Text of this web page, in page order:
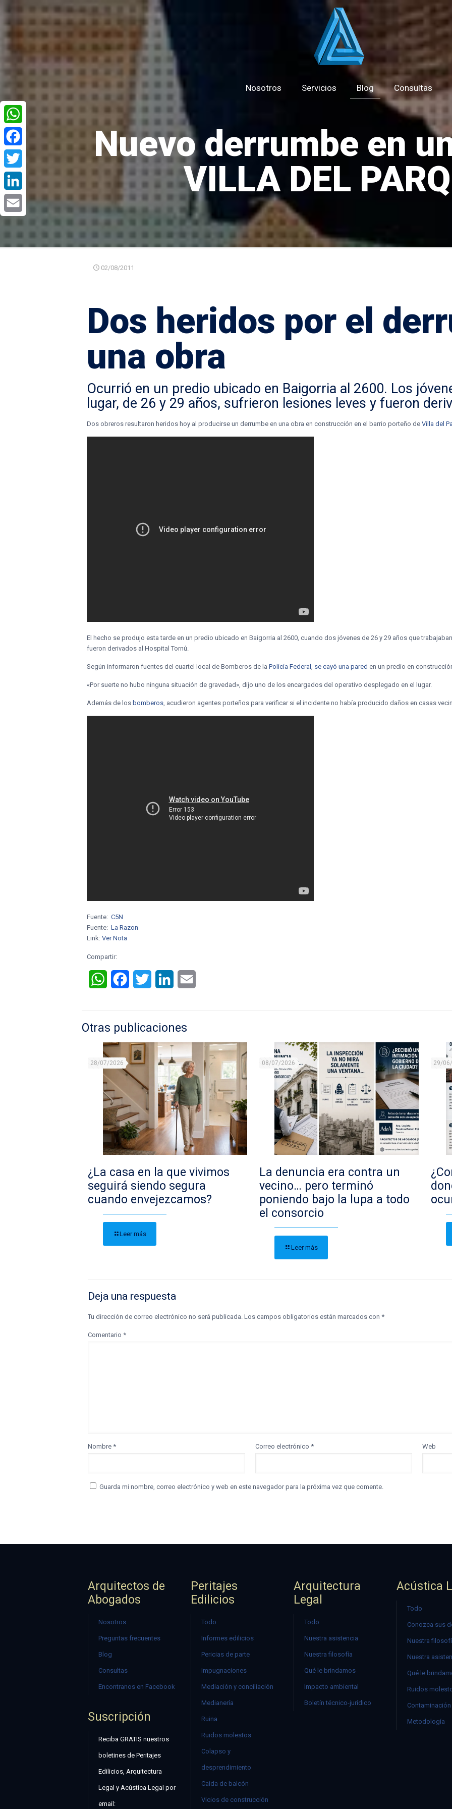
Nosotros Servicios Blog Consultas
Nuevo derrumbe en
VILLA DEL
02/08/2011
Dos heridos por el
una obra
Ocurrió en un predio ubicado en Baigorria al 2600. Los
lugar, de 26 y 29 años, sufrieron lesiones leves y fueron
Dos obreros resultaron heridos hoy al producirse un derrumbe en una obra en construcción en el barrio porteño deVilla del
El hecho se produjo esta tarde en un predio ubicado en Baigorria al 2600, cuando dos jóvenes de 26 y 29 años que
fueron derivados al Hospital Tornú.
Según informaron fuentes del cuartel local de Bomberos de laPolicía Federal, se cayó una pared en un predio en
«Por suerte no hubo ninguna situación de gravedad», dijo uno de los encargados del operativo desplegado en el lugar.
Además de los bomberos, acudieron agentes porteños para verificar si el incidente no había producido daños en casas
Fuente:C5N
Fuente:La Razon
Link:Ver Nota
Compartir:
WhatsAppFacebookTwitter LinkedIn
Otras publicaciones
28/07/2026
¿La casa en la que vivimos
seguirá siendo segura
cuando envejezcamos?
Leer más
08/07/2026
La denuncia era contra un
vecino… pero terminó
poniendo bajo la lupa a todo
el consorcio
Leer más
29/
Deja una respuesta
Tu dirección de correo electrónico no será publicada. Los campos obligatorios están marcados con *
Comentario *
Nombre * Correo electrónico * Web
Guarda mi nombre, correo electrónico y web en este navegador para la próxima vez que comente.
Arquitectos de
Abogados
Nosotros
Preguntas frecuentes
Blog
Consultas
Encontranos en Facebook
Suscripción
Reciba GRATIS nuestros
boletines de Peritajes
Edilicios, Arquitectura
Legal y Acústica Legal por
email:
Peritajes
Edilicios
Todo
Informes edilicios
Pericias de parte
Impugnaciones
Mediación y conciliación
Medianería
Ruina
Ruidos molestos
Colapso y
desprendimiento
Caída de balcón
Vicios de construcción
Arquitectura
Legal
Todo
Nuestra asistencia
Nuestra filosofía
Qué le brindamos
Impacto ambiental
Boletín técnico-jurídico
Acústica
Todo
Conozca sus
Nuestra
Nuestra
Qué le
Ruidos
Metodología
WhatsApp
Facebook
Twitter
LinkedIn